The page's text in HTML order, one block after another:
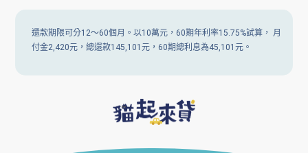
還款期限可分12～60個月。以10萬元，60期年利率15.75%試算， 月
付金2,420元，總還款145,101元，60期總利息為45,101元。